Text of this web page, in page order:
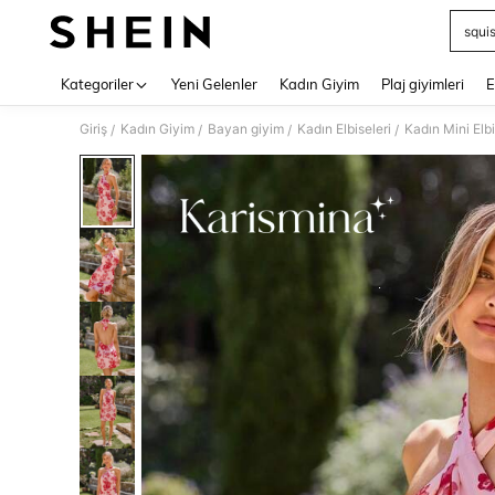
Kategoriler Yeni Gelenler Kadın Giyim Plaj giyimleri
Giriş / Kadın Giyim / Bayan giyim / Kadın Elbiseleri / Kadın Mini